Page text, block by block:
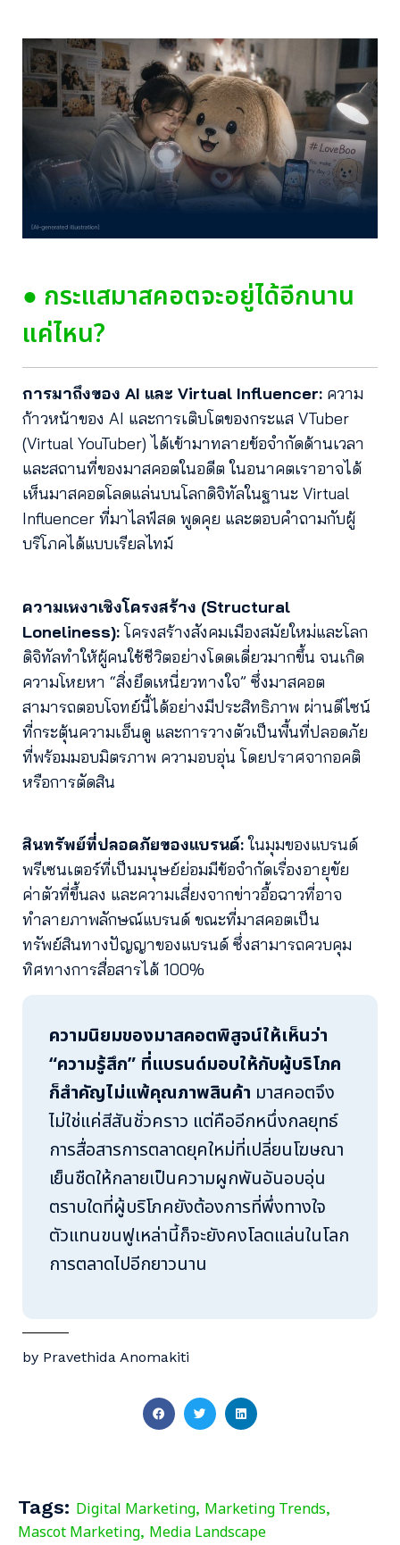
● กระแสมาสคอตจะอยู่ได้อีกนาน
แค่ไหน?
การมาถึงของ AI และ Virtual Influencer: ความ
ก้าวหน้าของ AI และการเติบโตของกระแส VTuber
(Virtual YouTuber) ได้เข้ามาทลายข้อจำกัดด้านเวลา
และสถานที่ของมาสคอตในอดีต ในอนาคตเราอาจได้
เห็นมาสคอตโลดแล่นบนโลกดิจิทัลในฐานะ Virtual
Influencer ที่มาไลฟ์สด พูดคุย และตอบคำถามกับผู้
บริโภคได้แบบเรียลไทม์
ความเหงาเชิงโครงสร้าง (Structural
Loneliness):โครงสร้างสังคมเมืองสมัยใหม่และโลก
ดิจิทัลทำให้ผู้คนใช้ชีวิตอย่างโดดเดี่ยวมากขึ้น จนเกิด
ความโหยหา “สิ่งยึดเหนี่ยวทางใจ” ซึ่งมาสคอต
สามารถตอบโจทย์นี้ได้อย่างมีประสิทธิภาพ ผ่านดีไซน์
ที่กระตุ้นความเอ็นดู และการวางตัวเป็นพื้นที่ปลอดภัย
ที่พร้อมมอบมิตรภาพ ความอบอุ่น โดยปราศจากอคติ
หรือการตัดสิน
สินทรัพย์ที่ปลอดภัยของแบรนด์:ในมุมของแบรนด์
พรีเซนเตอร์ที่เป็นมนุษย์ย่อมมีข้อจำกัดเรื่องอายุขัย
ค่าตัวที่ขึ้นลง และความเสี่ยงจากข่าวอื้อฉาวที่อาจ
ทำลายภาพลักษณ์แบรนด์ ขณะที่มาสคอตเป็น
ทรัพย์สินทางปัญญาของแบรนด์ ซึ่งสามารถควบคุม
ทิศทางการสื่อสารได้ 100%
ความนิยมของมาสคอตพิสูจน์ให้เห็นว่า
“ความรู้สึก” ที่แบรนด์มอบให้กับผู้บริโภค
ก็สำคัญไม่แพ้คุณภาพสินค้า มาสคอตจึง
ไม่ใช่แค่สีสันชั่วคราว แต่คืออีกหนึ่งกลยุทธ์
การสื่อสารการตลาดยุคใหม่ที่เปลี่ยนโฆษณา
เย็นชืดให้กลายเป็นความผูกพันอันอบอุ่น
ตราบใดที่ผู้บริโภคยังต้องการที่พึ่งทางใจ
ตัวแทนขนฟูเหล่านี้ก็จะยังคงโลดแล่นในโลก
การตลาดไปอีกยาวนาน
by Pravethida Anomakiti
Tags: Digital Marketing, Marketing Trends,
Mascot Marketing, Media Landscape